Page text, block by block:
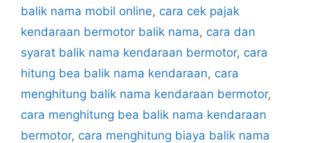
balik nama mobil online, cara cek pajak
kendaraan bermotor balik nama, cara dan
syarat balik nama kendaraan bermotor, cara
hitung bea balik nama kendaraan, cara
menghitung balik nama kendaraan bermotor,
cara menghitung bea balik nama kendaraan
bermotor, cara menghitung biaya balik nama